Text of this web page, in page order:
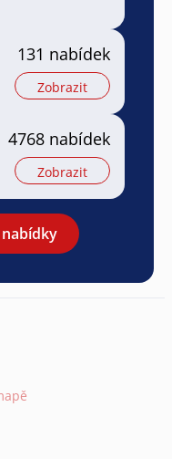
131 nabídek
Zobrazit
4768 nabídek
Zobrazit